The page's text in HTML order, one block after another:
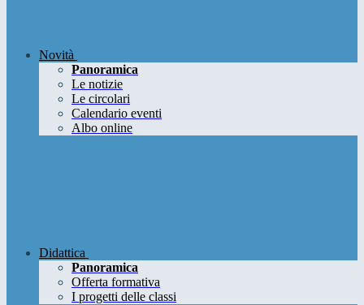
Novità
Panoramica
Le notizie
Le circolari
Calendario eventi
Albo online
Didattica
Panoramica
Offerta formativa
I progetti delle classi